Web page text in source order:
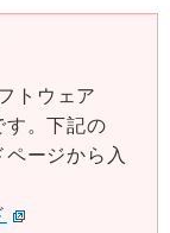
トウェア
。下記の
ージから入